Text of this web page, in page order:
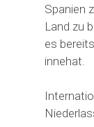
Spanien
Land zu
es
innehat.